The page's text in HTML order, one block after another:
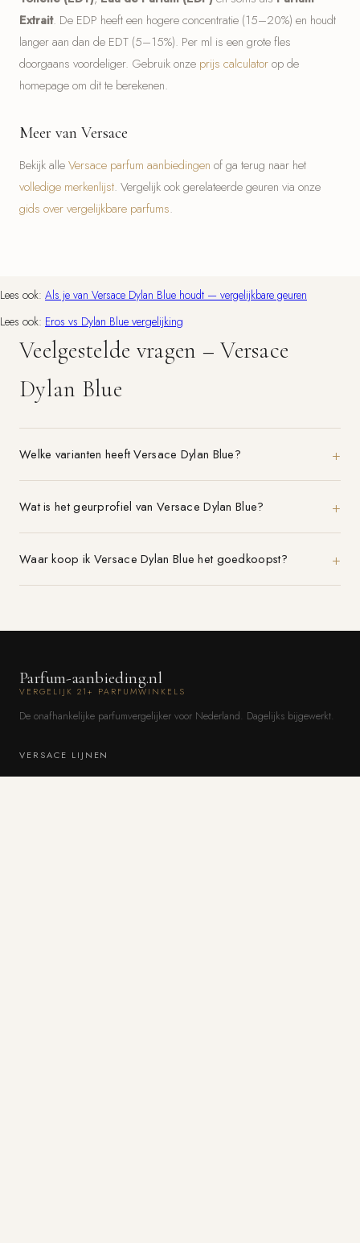
Extrait. De EDP heeft een hogere concentratie (15–20%) en houdt
langer aan dan de EDT (5–15%). Per ml is een grote fles
doorgaans voordeliger. Gebruik onze prijs calculatorop de
homepage om dit te berekenen.
Meer van Versace
Bekijk alleVersace parfum aanbiedingen of ga terug naar het
volledige merkenlijst. Vergelijk ook gerelateerde geuren via onze
gids over vergelijkbare parfums.
Lees ook: Als je van Versace Dylan Blue houdt — vergelijkbare geuren
Lees ook: Eros vs Dylan Blue vergelijking
Veelgestelde vragen – Versace
Dylan Blue
Welke varianten heeft Versace Dylan Blue?
Wat is het geurprofiel van Versace Dylan Blue?
Waar koop ik Versace Dylan Blue het goedkoopst?
Parfum-aanbieding.nl
VERGELIJK 21+ PARFUMWINKELS
De onafhankelijke parfumvergelijker voor Nederland. Dagelijks bijgewerkt.
VERSACE LIJNEN